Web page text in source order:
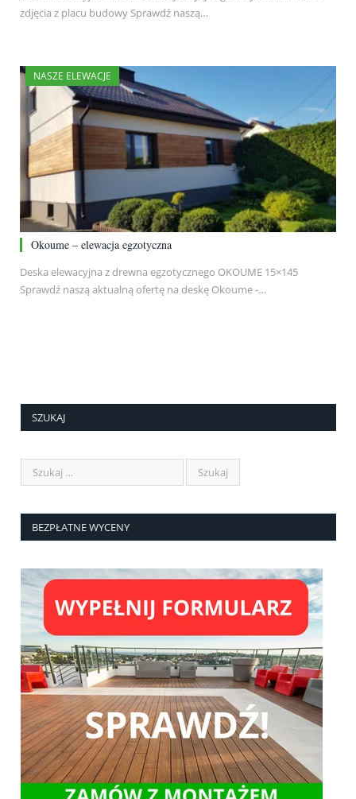
zdjęcia z placu budowy Sprawdź naszą…
NASZE ELEWACJE
Okoume – elewacja egzotyczna
Deska elewacyjna z drewna egzotycznego OKOUME 15×145
Sprawdź naszą aktualną ofertę na deskę Okoume -…
SZUKAJ
BEZPŁATNE WYCENY